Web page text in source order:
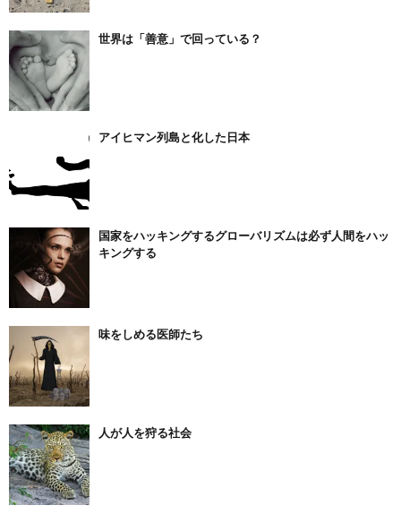
世界は「善意」で回っている？
アイヒマン列島と化した日本
国家をハッキングするグローバリズムは必ず人間をハッ
キングする
味をしめる医師たち
人が人を狩る社会